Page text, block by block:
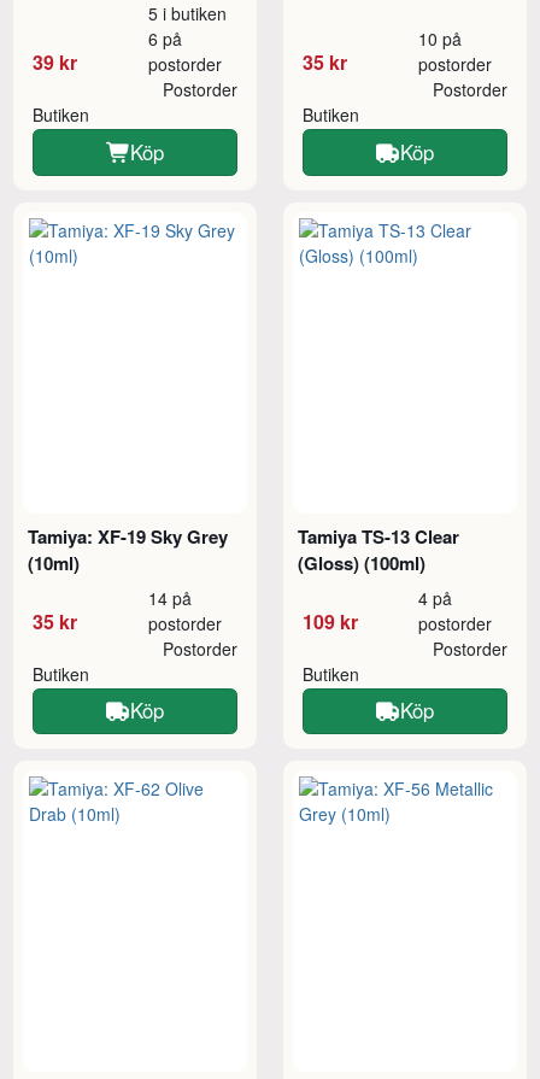
39 kr
5 i butiken
6 på
postorder
Butiken
Postorder
Köp
35 kr
10 på
postorder
Butiken
Postorder
Köp
Tamiya: XF-19 Sky Grey
(10ml)
35 kr
14 på
postorder
Butiken
Postorder
Köp
Tamiya TS-13 Clear
(Gloss) (100ml)
109 kr
4 på
postorder
Butiken
Postorder
Köp